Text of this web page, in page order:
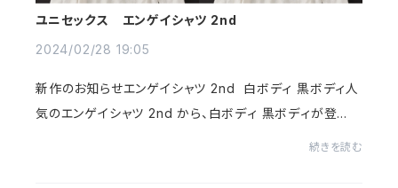
ユニセックス エンゲイシャツ 2nd
2024/02/28 19:05
新作のお知らせエンゲイシャツ 2nd 白ボディ 黒ボディ人
気のエンゲイシャツ 2nd から、白ボディ 黒ボディが登
続きを読む